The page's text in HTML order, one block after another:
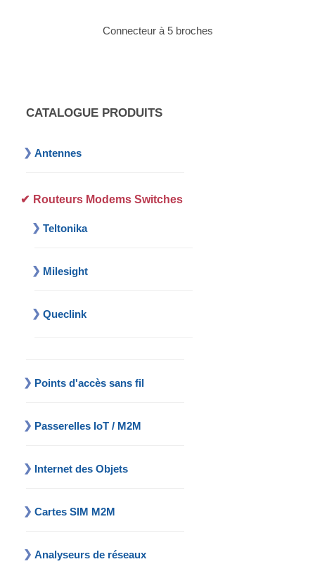
Connecteur à 5 broches
CATALOGUE PRODUITS
Antennes
Routeurs Modems Switches
Teltonika
Milesight
Queclink
Points d'accès sans fil
Passerelles IoT / M2M
Internet des Objets
Cartes SIM M2M
Analyseurs de réseaux